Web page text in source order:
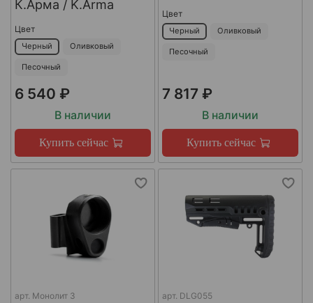
К.Арма / K.Arma
Цвет
Черный Оливковый
Песочный
6 540 ₽
В наличии
Купить сейчас
Цвет
Черный Оливковый
Песочный
7 817 ₽
В наличии
Купить сейчас
арт. Монолит 3 арт. DLG055